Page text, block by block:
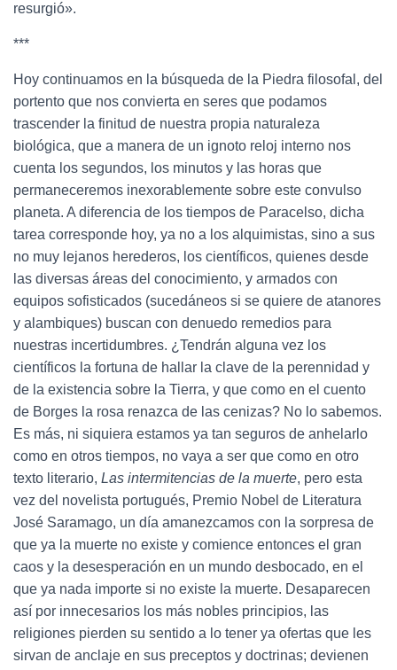
resurgió».
***
Hoy continuamos en la búsqueda de la Piedra filosofal, del
portento que nos convierta en seres que podamos
trascender la finitud de nuestra propia naturaleza
biológica, que a manera de un ignoto reloj interno nos
cuenta los segundos, los minutos y las horas que
permaneceremos inexorablemente sobre este convulso
planeta. A diferencia de los tiempos de Paracelso, dicha
tarea corresponde hoy, ya no a los alquimistas, sino a sus
no muy lejanos herederos, los científicos, quienes desde
las diversas áreas del conocimiento, y armados con
equipos sofisticados (sucedáneos si se quiere de atanores
y alambiques) buscan con denuedo remedios para
nuestras incertidumbres. ¿Tendrán alguna vez los
científicos la fortuna de hallar la clave de la perennidad y
de la existencia sobre la Tierra, y que como en el cuento
de Borges la rosa renazca de las cenizas? No lo sabemos.
Es más, ni siquiera estamos ya tan seguros de anhelarlo
como en otros tiempos, no vaya a ser que como en otro
texto literario, Las intermitencias de la muerte, pero esta
vez del novelista portugués, Premio Nobel de Literatura
José Saramago, un día amanezcamos con la sorpresa de
que ya la muerte no existe y comience entonces el gran
caos y la desesperación en un mundo desbocado, en el
que ya nada importe si no existe la muerte. Desaparecen
así por innecesarios los más nobles principios, las
religiones pierden su sentido a lo tener ya ofertas que les
sirvan de anclaje en sus preceptos y doctrinas; devienen